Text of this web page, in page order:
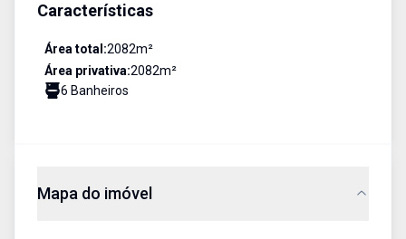
Características
Área total:2082m²
Área privativa:2082m²
6 Banheiros
Mapa do imóvel